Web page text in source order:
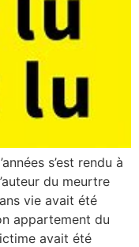
s’est rendu à
du meurtre
vie avait été
appartement du
avait été